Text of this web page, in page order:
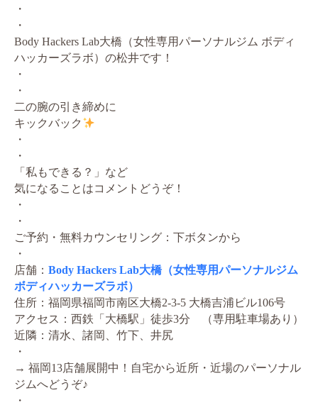
・
・
Body Hackers Lab大橋（女性専用パーソナルジム ボディ
ハッカーズラボ）の松井です！
・
・
二の腕の引き締めに
キックバック
・
・
「私もできる？」など
気になることはコメントどうぞ！
・
・
ご予約・無料カウンセリング：下ボタンから
・
店舗： Body Hackers Lab大橋（女性専用パーソナルジム
ボディハッカーズラボ）
住所：福岡県福岡市南区大橋2-3-5 大橋吉浦ビル106号
アクセス：西鉄「大橋駅」徒歩3分 （専用駐車場あり）
近隣：清水、諸岡、竹下、井尻
・
→ 福岡13店舗展開中！自宅から近所・近場のパーソナル
ジムへどうぞ♪
・